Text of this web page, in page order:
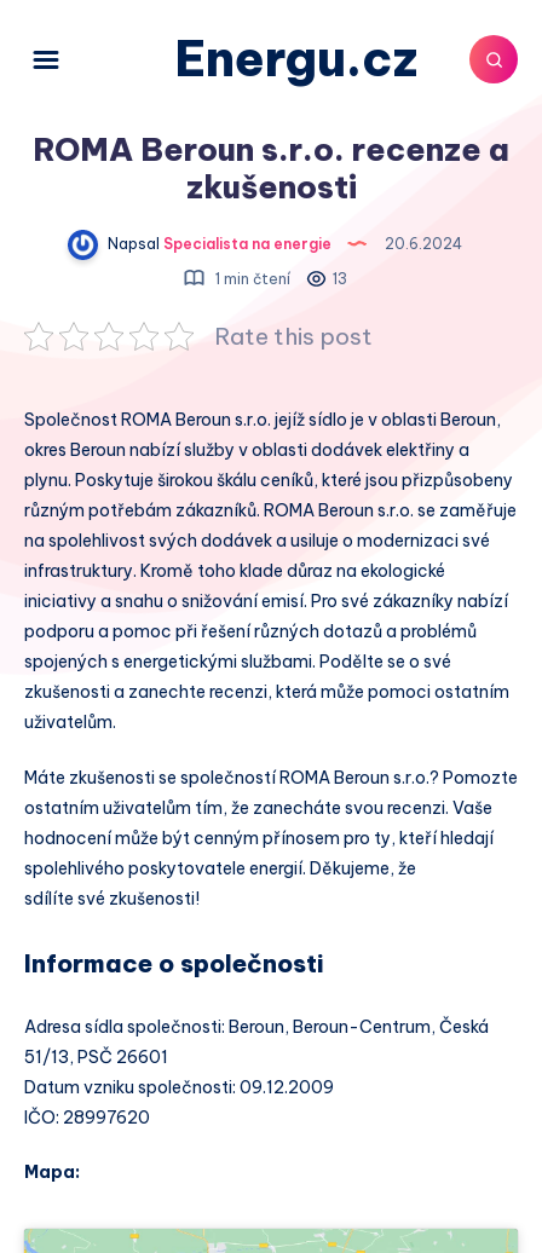
Energu.cz
ROMA Beroun s.r.o. recenze a
zkušenosti
Napsal Specialista na energie
20.6.2024
1 min čtení
13
Rate this post
Společnost ROMA Beroun s.r.o. jejíž sídlo je v oblasti Beroun,
okres Beroun nabízí služby v oblasti dodávek elektřiny a
plynu. Poskytuje širokou škálu ceníků, které jsou přizpůsobeny
různým potřebám zákazníků. ROMA Beroun s.r.o. se zaměřuje
na spolehlivost svých dodávek a usiluje o modernizaci své
infrastruktury. Kromě toho klade důraz na ekologické
iniciativy a snahu o snižování emisí. Pro své zákazníky nabízí
podporu a pomoc při řešení různých dotazů a problémů
spojených s energetickými službami. Podělte se o své
zkušenosti a zanechte recenzi, která může pomoci ostatním
uživatelům.
Máte zkušenosti se společností ROMA Beroun s.r.o.? Pomozte
ostatním uživatelům tím, že zanecháte svou recenzi. Vaše
hodnocení může být cenným přínosem pro ty, kteří hledají
spolehlivého poskytovatele energií. Děkujeme, že
sdílíte své zkušenosti!
Informace o společnosti
Adresa sídla společnosti: Beroun, Beroun-Centrum, Česká
51/13, PSČ 26601
Datum vzniku společnosti: 09.12.2009
IČO: 28997620
Mapa: